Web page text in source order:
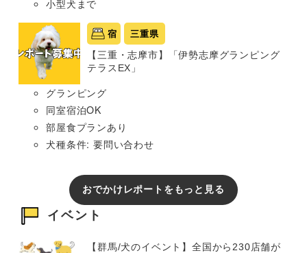
小型犬まで
宿 三重県
【三重・志摩市】「伊勢志摩グランピング
テラスEX」
グランピング
同室宿泊OK
部屋食プランあり
犬種条件: 要問い合わせ
おでかけレポートをもっと見る
イベント
【群馬/犬のイベント】全国から230店舗が